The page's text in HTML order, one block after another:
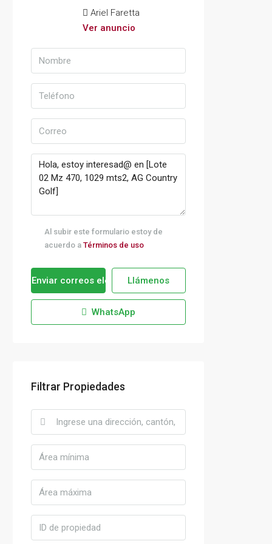
Ariel Faretta
Ver anuncio
Al subir este formulario estoy de
acuerdo a Términos de uso
Enviar correos electrónicos
Llámenos
WhatsApp
Filtrar Propiedades